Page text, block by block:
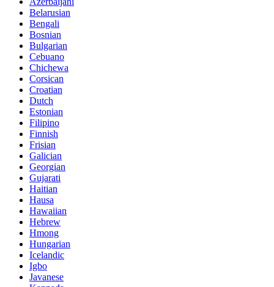
Belarusian
Bengali
Bosnian
Bulgarian
Cebuano
Chichewa
Corsican
Croatian
Dutch
Estonian
Filipino
Finnish
Frisian
Galician
Georgian
Gujarati
Haitian
Hausa
Hawaiian
Hebrew
Hmong
Hungarian
Icelandic
Igbo
Javanese